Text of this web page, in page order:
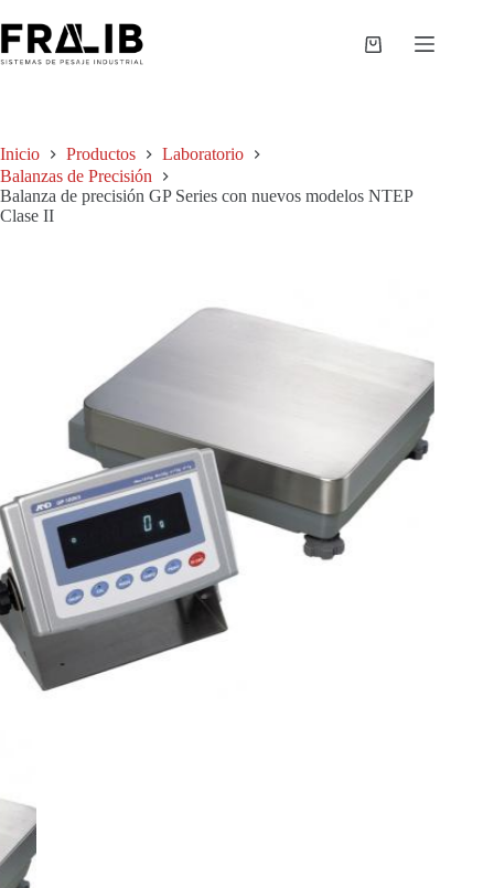
al
contenido
Shopping
Inicio Productos
Laboratorio
Balanzas de Precisión
Balanza de precisión GP Series con nuevos modelos NTEP
Clase II